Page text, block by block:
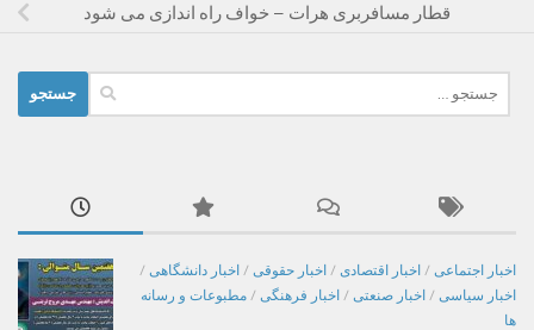
قطار مسافربری هرات – خواف راه اندازی می شود
برای:
اخبار اجتماعی / اخبار اقتصادی / اخبار حقوقی / اخبار دانشگاهی /
اخبار سیاسی / اخبار صنعتی / اخبار فرهنگی / مطبوعات و رسانه
ها